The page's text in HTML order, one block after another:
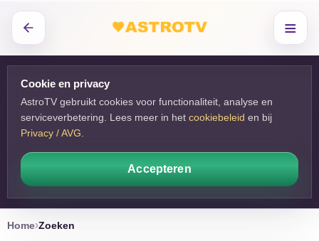
≡
Cookie en privacy
AstroTV gebruikt cookies voor functionaliteit, analyse en
serviceverbetering. Lees meer in het cookiebeleid en bij
Privacy / AVG
Accepteren
Home Zoeken